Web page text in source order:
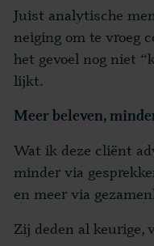
Juist analytische
neiging om te vroeg
het gevoel nog niet
lijkt.
Meer beleven,
Wat ik deze cliënt
minder via
en meer via
Zij deden al keurige,